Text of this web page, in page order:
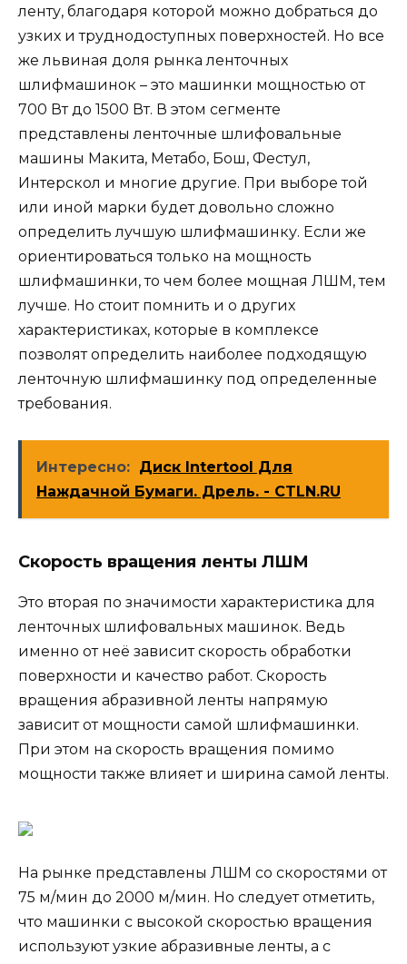
ленту, благодаря которой можно добраться до
узких и труднодоступных поверхностей. Но все
же львиная доля рынка ленточных
шлифмашинок – это машинки мощностью от
700 Вт до 1500 Вт. В этом сегменте
представлены ленточные шлифовальные
машины Макита, Метабо, Бош, Фестул,
Интерскол и многие другие. При выборе той
или иной марки будет довольно сложно
определить лучшую шлифмашинку. Если же
ориентироваться только на мощность
шлифмашинки, то чем более мощная ЛШМ, тем
лучше. Но стоит помнить и о других
характеристиках, которые в комплексе
позволят определить наиболее подходящую
ленточную шлифмашинку под определенные
требования.
Интересно: Диск Intertool Для
Наждачной Бумаги. Дрель. - CTLN.RU
Скорость вращения ленты ЛШМ
Это вторая по значимости характеристика для
ленточных шлифовальных машинок. Ведь
именно от неё зависит скорость обработки
поверхности и качество работ. Скорость
вращения абразивной ленты напрямую
зависит от мощности самой шлифмашинки.
При этом на скорость вращения помимо
мощности также влияет и ширина самой ленты.
На рынке представлены ЛШМ со скоростями от
75 м/мин до 2000 м/мин. Но следует отметить,
что машинки с высокой скоростью вращения
используют узкие абразивные ленты, а с